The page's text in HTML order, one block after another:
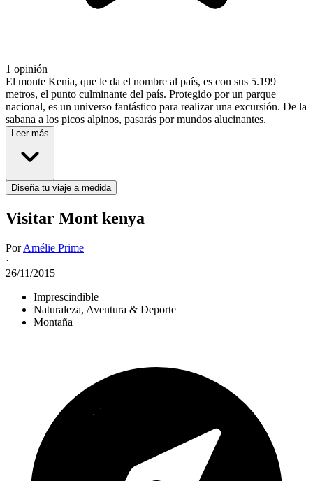
1 opinión
El monte Kenia, que le da el nombre al país, es con sus 5.199
metros, el punto culminante del país. Protegido por un parque
nacional, es un universo fantástico para realizar una excursión. De la
sabana a los picos alpinos, pasarás por mundos alucinantes.
Leer más
Diseña tu viaje a medida
Visitar Mont kenya
PorAmélie Prime
·
26/11/2015
Imprescindible
Naturaleza, Aventura & Deporte
Montaña